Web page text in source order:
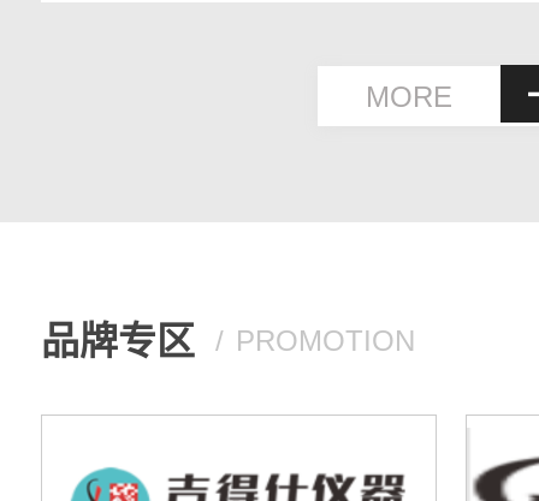
TYCO，全球最大的消防、安防
营公司，目前与江森自控合并)
MORE
品牌专区 PROMOTION